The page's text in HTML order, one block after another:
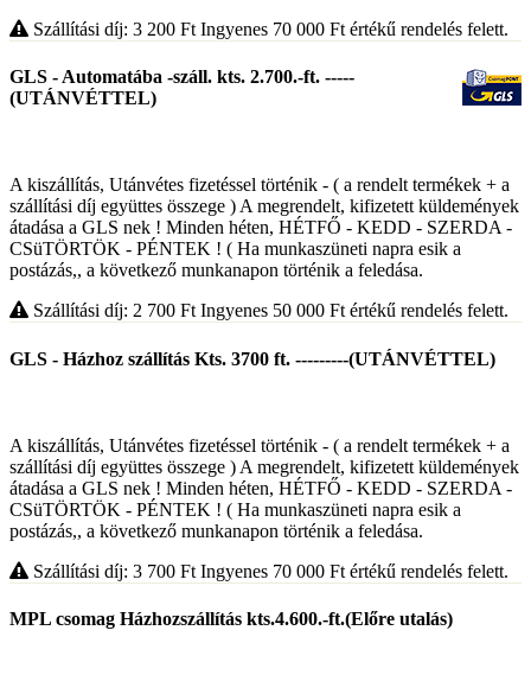
Szállítási díj: 3 200 Ft Ingyenes 70 000 Ft értékű rendelés felett.
GLS - Automatába -száll. kts. 2.700.-ft. -----
(UTÁNVÉTTEL)
A kiszállítás, Utánvétes fizetéssel történik - ( a rendelt termékek + a
szállítási díj együttes összege ) A megrendelt, kifizetett küldemények
átadása a GLS nek ! Minden héten, HÉTFŐ - KEDD - SZERDA -
CSüTÖRTÖK - PÉNTEK ! ( Ha munkaszüneti napra esik a
postázás,, a következő munkanapon történik a feledása.
Szállítási díj: 2 700 Ft Ingyenes 50 000 Ftértékű rendelés felett.
GLS - Házhoz szállítás Kts. 3700 ft. ---------(UTÁNVÉTTEL)
A kiszállítás, Utánvétes fizetéssel történik - ( a rendelt termékek + a
szállítási díj együttes összege ) A megrendelt, kifizetett küldemények
átadása a GLS nek ! Minden héten, HÉTFŐ - KEDD - SZERDA -
CSüTÖRTÖK - PÉNTEK ! ( Ha munkaszüneti napra esik a
postázás,, a következő munkanapon történik a feledása.
Szállítási díj: 3 700 Ft Ingyenes 70 000 Ft értékű rendelés felett.
MPL csomag Házhozszállítás kts.4.600.-ft.(Előre utalás)